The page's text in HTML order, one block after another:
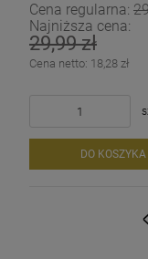
Cena regularna:
Najniższa cena:
29,99 zł
Cena netto: 18,28 zł
DO KOSZYKA